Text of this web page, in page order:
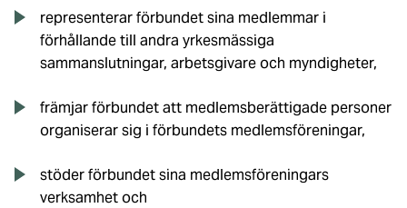
representerar förbundet sina medlemmar i
förhållande till andra yrkesmässiga
sammanslutningar, arbetsgivare och myndigheter,
främjar förbundet att medlemsberättigade personer
organiserar sig i förbundets medlemsföreningar,
stöder förbundet sina medlemsföreningars
verksamhet och